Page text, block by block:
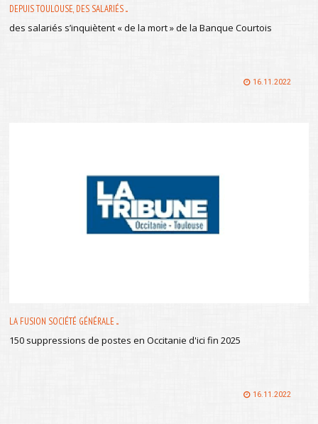
DEPUIS TOULOUSE, DES SALARIÉS ...
des salariés s’inquiètent « de la mort » de la Banque Courtois
16.11.2022
LA FUSION SOCIÉTÉ GÉNÉRALE ...
150 suppressions de postes en Occitanie d'ici fin 2025
16.11.2022